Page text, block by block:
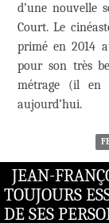
d’une nouvelle
Court. Le
primé en 2014
pour son très
métrage (il en
aujourd’hui.
JEAN-
TOUJOURS
DE SES